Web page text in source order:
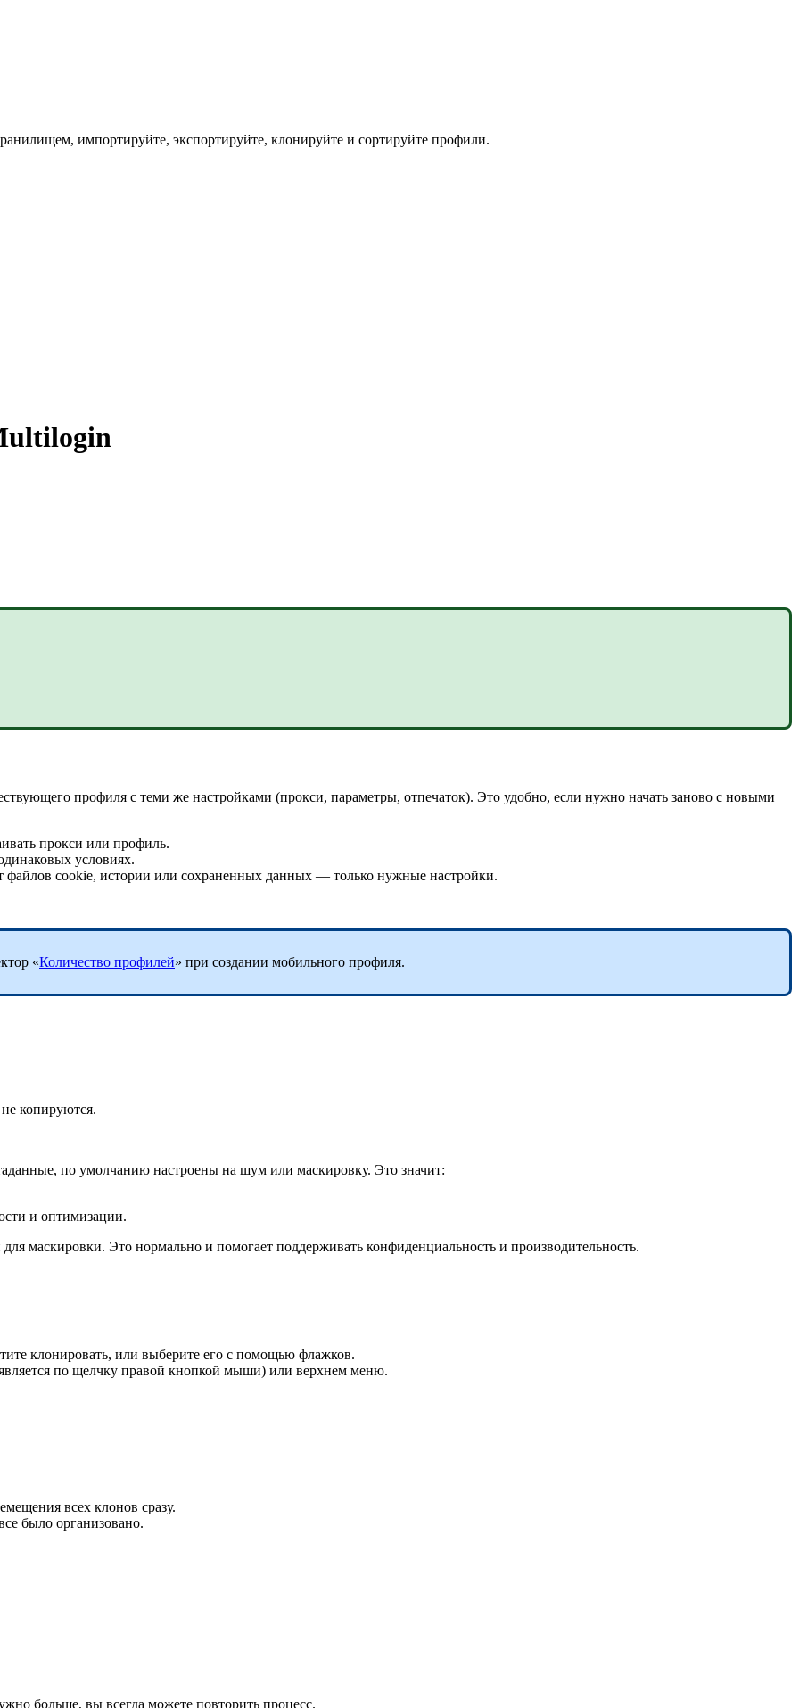
импортируйте, экспортируйте, клонируйте и сортируйте профили.
профиля с теми же настройками (прокси, параметры, отпечаток). Это удобно, если нужно начать заново с новыми
прокси или профиль.
условиях.
файлов cookie, истории или сохраненных данных — только нужные настройки.
«Количество профилей» при создании мобильного профиля.
копируются.
по умолчанию настроены на шум или маскировку. Это значит:
и оптимизации.
маскировки. Это нормально и помогает поддерживать конфиденциальность и производительность.
клонировать, или выберите его с помощью флажков.
по щелчку правой кнопкой мыши) или верхнем меню.
всех клонов сразу.
было организовано.
больше, вы всегда можете повторить процесс.